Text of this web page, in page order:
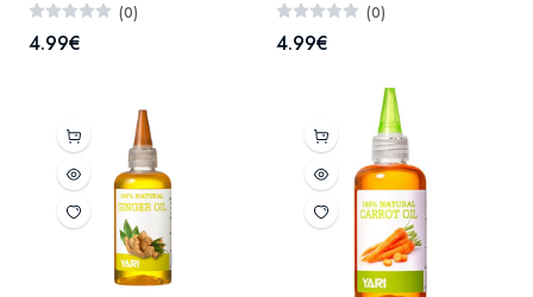
(0)
4.99€
(0)
4.99€